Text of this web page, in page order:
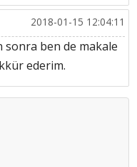
2018-01-15 12:04:11
sonra ben de makale
ederim.